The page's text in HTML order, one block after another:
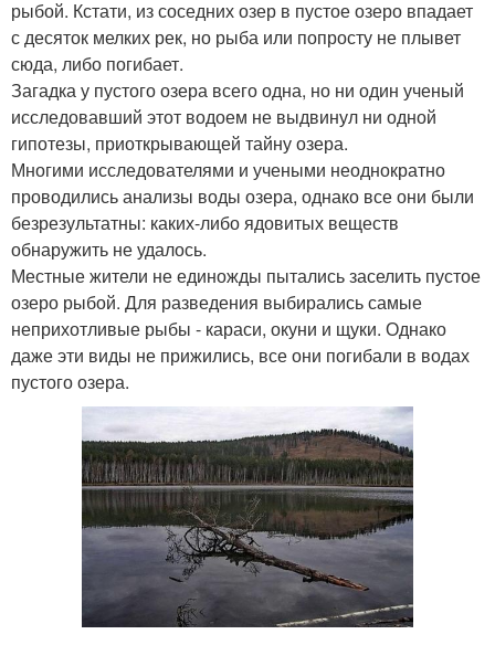
рыбой. Кстати, из соседних озер в пустое озеро впадает
с десяток мелких рек, но рыба или попросту не плывет
сюда, либо погибает.
Загадка у пустого озера всего одна, но ни один ученый
исследовавший этот водоем не выдвинул ни одной
гипотезы, приоткрывающей тайну озера.
Многими исследователями и учеными неоднократно
проводились анализы воды озера, однако все они были
безрезультатны: каких-либо ядовитых веществ
обнаружить не удалось.
Местные жители не единожды пытались заселить пустое
озеро рыбой. Для разведения выбирались самые
неприхотливые рыбы - караси, окуни и щуки. Однако
даже эти виды не прижились, все они погибали в водах
пустого озера.